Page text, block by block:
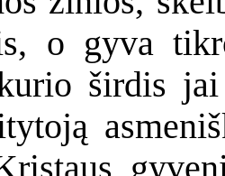
o gyva
širdis